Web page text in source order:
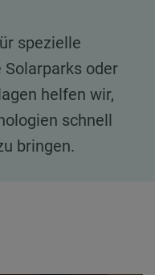
spezielle
oder
helfen wir,
schnell
bringen.